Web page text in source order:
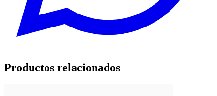
Productos relacionados